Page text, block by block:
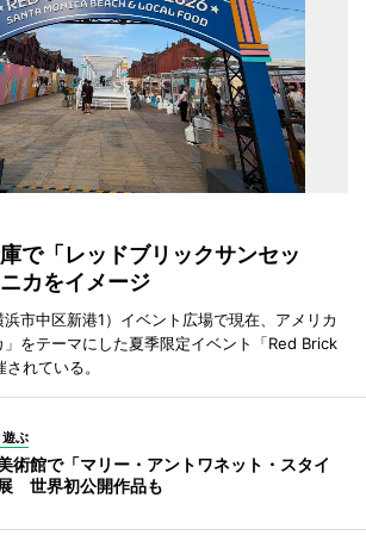
で「レッドブリックサンセッ
カをイメージ
市中区新港1）イベント広場で現在、アメリカ
をテーマにした夏季限定イベント「Red Brick
れている。
遊ぶ
術館で「マリー・アントワネット・スタイ
世界初公開作品も